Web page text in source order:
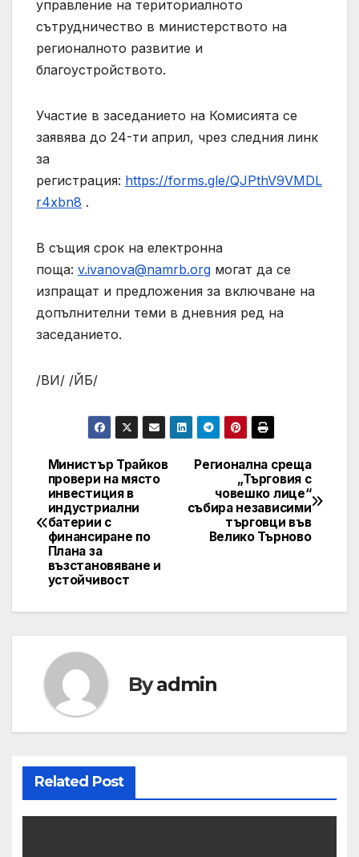
управление на териториалното
сътрудничество в министерството на
регионалното развитие и
благоустройството.
Участие в заседанието на Комисията се
заявява до 24-ти април, чрез следния линк
за
регистрация: https://forms.gle/QJPthV9VMDL
r4xbn8 .
В същия срок на електронна
поща: v.ivanova@namrb.org могат да се
изпращат и предложения за включване на
допълнителни теми в дневния ред на
заседанието.
/ВИ/ /ЙБ/
Post
navigation
Регионална среща
„Търговия с
човешко лице“
събира независими
търговци във
Велико Търново
Министър Трайков
провери на място
инвестиция в
индустриални
батерии с
финансиране по
Плана за
възстановяване и
устойчивост
Byadmin
Related Post